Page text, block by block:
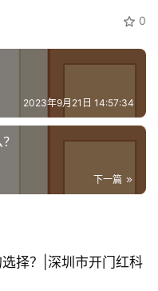
0
2023年9月21日 14:57:34
下一篇
择？|深圳市开门红科